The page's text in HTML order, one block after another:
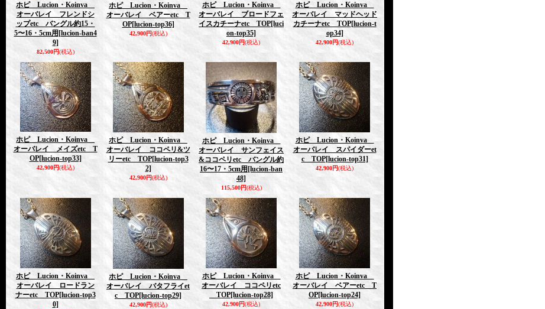
ホピ Lucion・Koinva
オーバレイ フレンドシ
ップetc バングル約15・
5〜16・5cm用 [lucion-ban4
9]
82,500円(税込)
ホピ Lucion・Koinva
オーバレイ ベアーetc T
OP[lucion-top36]
42,900円(税込)
ホピ Lucion・Koinva
オーバレイ ブロードフェ
イスカチーナetc TOP[luci
on-top35]
42,900円(税込)
ホピ Lucion・Koinva
オーバレイ マッドヘッド
カチーナetc TOP[lucion-t
op34]
42,900円(税込)
ホピ Lucion・Koinva
オーバレイ メイズetc T
OP[lucion-top33]
42,900円(税込)
ホピ Lucion・Koinva
オーバレイ ココペリ&ツ
リーetc TOP[lucion-top3
2]
42,900円(税込)
ホピ Lucion・Koinva
オーバレイ サンフェイス
&ココペリetc バングル約
16〜17・5cm用 [lucion-ban
48]
115,500円(税込)
ホピ Lucion・Koinva
オーバレイ スパイダーet
c TOP[lucion-top31]
42,900円(税込)
ホピ Lucion・Koinva
オーバレイ ロードラン
ナーetc TOP[lucion-top3
0]
ホピ Lucion・Koinva
オーバレイ バタフライet
c TOP[lucion-top29]
42,900円(税込)
ホピ Lucion・Koinva
オーバレイ ココペリetc
TOP[lucion-top28]
42,900円(税込)
ホピ Lucion・Koinva
オーバレイ ベアーetc T
OP[lucion-top24]
42,900円(税込)